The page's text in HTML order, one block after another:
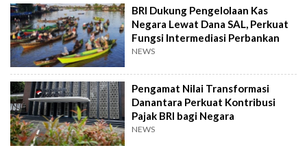
BRI Dukung Pengelolaan Kas
Negara Lewat Dana SAL, Perkuat
Fungsi Intermediasi Perbankan
NEWS
Pengamat Nilai Transformasi
Danantara Perkuat Kontribusi
Pajak BRI bagi Negara
NEWS